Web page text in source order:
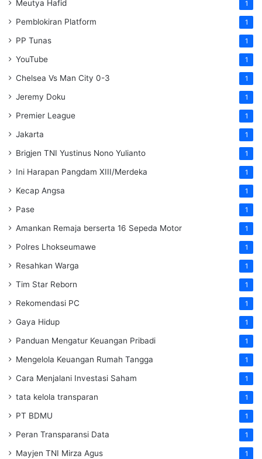
Meutya Hafid 1
Pemblokiran Platform 1
PP Tunas 1
YouTube 1
Chelsea Vs Man City 0-3 1
Jeremy Doku 1
Premier League 1
Jakarta 1
Brigjen TNI Yustinus Nono Yulianto 1
Ini Harapan Pangdam XIII/Merdeka 1
Kecap Angsa 1
Pase 1
Amankan Remaja berserta 16 Sepeda Motor 1
Polres Lhokseumawe 1
Resahkan Warga 1
Tim Star Reborn 1
Rekomendasi PC 1
Gaya Hidup 1
Panduan Mengatur Keuangan Pribadi 1
Mengelola Keuangan Rumah Tangga 1
Cara Menjalani Investasi Saham 1
tata kelola transparan 1
PT BDMU 1
Peran Transparansi Data 1
Mayjen TNI Mirza Agus 1